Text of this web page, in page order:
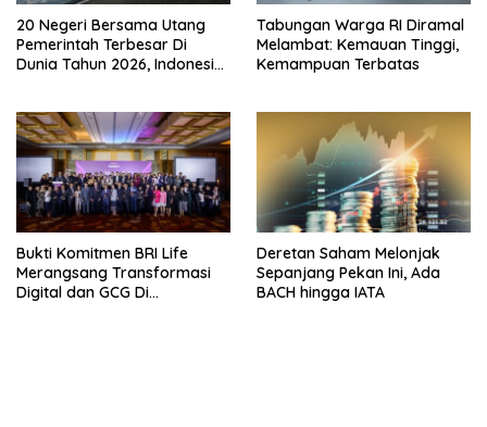
20 Negeri Bersama Utang
Pemerintah Terbesar Di
Dunia Tahun 2026, Indonesia
Tabungan Warga RI Diramal
Melambat: Kemauan Tinggi,
Kemampuan Terbatas
Bukti Komitmen BRI Life
Merangsang Transformasi
Digital dan GCG Di
Deretan Saham Melonjak
Sepanjang Pekan Ini, Ada
BACH hingga IATA